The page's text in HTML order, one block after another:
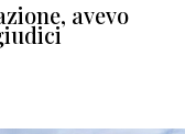
avevo